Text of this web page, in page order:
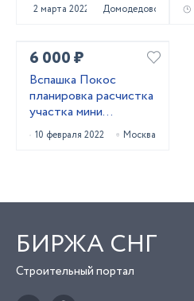
2 марта 2022 Домодедово
6 000 ₽
Вспашка Покос
планировка расчистка
участка мини
погрузчиком
10 февраля 2022 Москва
БИРЖА СНГ
Строительный портал